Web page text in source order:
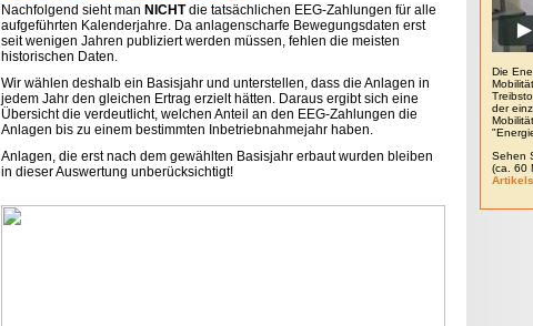
Nachfolgend sieht man NICHTdie tatsächlichen EEG-Zahlungen für alle
aufgeführten Kalenderjahre. Da anlagenscharfe Bewegungsdaten erst
seit wenigen Jahren publiziert werden müssen, fehlen die meisten
historischen Daten.
Wir wählen deshalb ein Basisjahr und unterstellen, dass die Anlagen in
jedem Jahr den gleichen Ertrag erzielt hätten. Daraus ergibt sich eine
Übersicht die verdeutlicht, welchen Anteil an den EEG-Zahlungen die
Anlagen bis zu einem bestimmten Inbetriebnahmejahr haben.
Anlagen, die erst nach dem gewählten Basisjahr erbaut wurden bleiben
in dieser Auswertung unberücksichtigt!
Die
der
Sehen
(ca. 60